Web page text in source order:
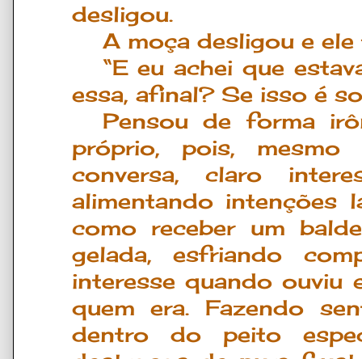
desligou.
A moça desligou e
“E eu achei que
essa, afinal? Se isso é
Pensou de forma
próprio, pois,
conversa, claro
alimentando intenções
como receber um
gelada, esfriando
interesse quando ouviu
quem era. Fazendo
dentro do peito